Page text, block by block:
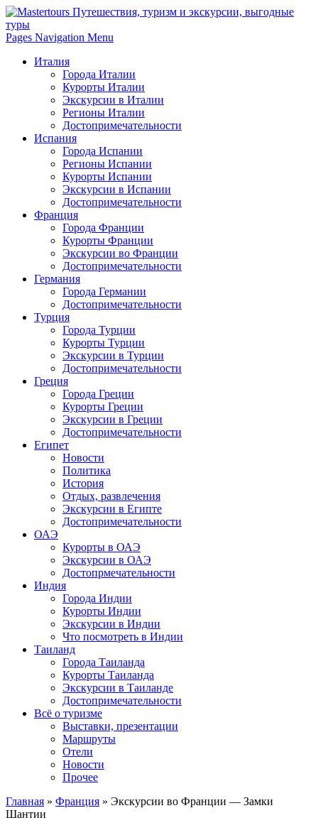
Pages Navigation Menu
Италия
Города Италии
Курорты Италии
Экскурсии в Италии
Регионы Италии
Достопримечательности
Испания
Города Испании
Регионы Испании
Курорты Испании
Экскурсии в Испании
Достопримечательности
Франция
Города Франции
Курорты Франции
Экскурсии во Франции
Достопримечательности
Германия
Города Германии
Достопримечательности
Турция
Города Турции
Курорты Турции
Экскурсии в Турции
Достопримечательности
Греция
Города Греции
Курорты Греции
Экскурсии в Греции
Достопримечательности
Египет
Новости
Политика
История
Отдых, развлечения
Экскурсии в Египте
Достопримечательности
ОАЭ
Курорты в ОАЭ
Экскурсии в ОАЭ
Достопрмечательности
Индия
Города Индии
Курорты Индии
Экскурсии в Индии
Что посмотреть в Индии
Таиланд
Города Таиланда
Курорты Таиланда
Экскурсии в Таиланде
Достопримечательности
Всё о туризме
Выставки, презентации
Маршруты
Отели
Новости
Прочее
Главная » Франция » Экскурсии во Франции — Замки
Шантии